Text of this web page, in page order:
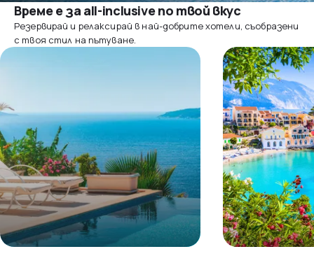
Време е за all-inclusive по твой вкус
Резервирай и релаксирай в най-добрите хотели, съобразени
с твоя стил на пътуване.